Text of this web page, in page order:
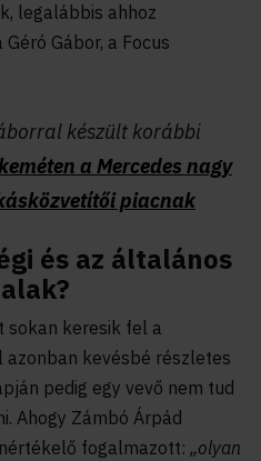
legalábbis ahhoz
Géró Gábor, a Focus
készült korábbi
a Mercedes nagy
piacnak
és az általános
keresik fel a
azonban kevésbé részletes
pedig egy vevő nem tud
Ahogy Zámbó Árpád
fogalmazott: „olyan